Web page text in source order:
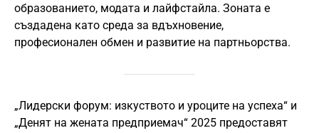
образованието, модата и лайфстайла. Зоната е
създадена като среда за вдъхновение,
професионален обмен и развитие на партньорства.
„Лидерски форум: изкуството и уроците на успеха“ и
„Денят на жената предприемач“ 2025 предоставят